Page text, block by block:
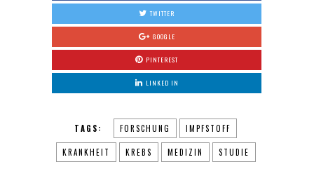
TWITTER
GOOGLE
PINTEREST
LINKED IN
TAGS: FORSCHUNG IMPFSTOFF
KRANKHEIT KREBS MEDIZIN STUDIE